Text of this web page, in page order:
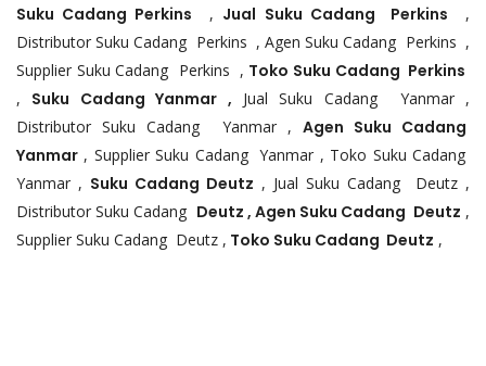
Suku Cadang Perkins , Jual Suku Cadang Perkins ,
Distributor Suku Cadang Perkins , Agen Suku Cadang Perkins ,
Supplier Suku Cadang Perkins , Toko Suku Cadang Perkins
, Suku Cadang Yanmar , Jual Suku Cadang Yanmar ,
Distributor Suku Cadang Yanmar , Agen Suku Cadang
Yanmar , Supplier Suku Cadang Yanmar , Toko Suku Cadang
Yanmar , Suku Cadang Deutz , Jual Suku Cadang Deutz ,
Distributor Suku Cadang Deutz , Agen Suku Cadang Deutz ,
Supplier Suku Cadang Deutz , Toko Suku Cadang Deutz ,